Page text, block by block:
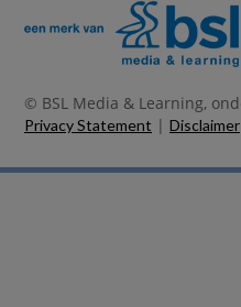
© BSL Media & Learning,
Privacy Statement | Disclaimer